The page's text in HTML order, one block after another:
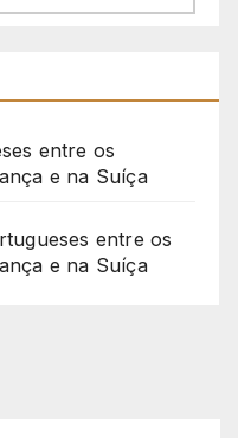
entre os
e na Suíça
entre os
e na Suíça